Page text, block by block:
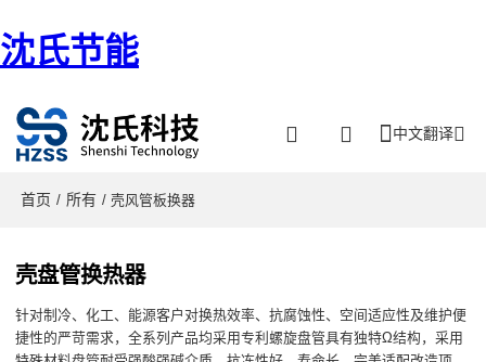
沈氏节能
中文翻译
首页 / 所有 / 壳风管板换器
壳盘管换热器
针对制冷、化工、能源客户对换热效率、抗腐蚀性、空间适应性及维护便
捷性的严苛需求，全系列产品均采用专利螺旋盘管具有独特Ω结构，采用